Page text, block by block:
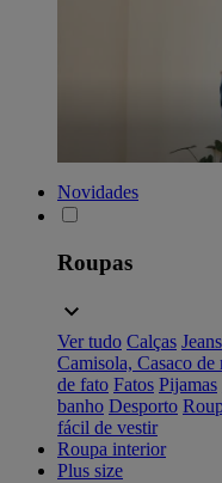
Novidades
Roupas
Ver tudo Calças Jeans
Camisola, Casaco de
de fato Fatos Pijamas
banho Desporto
fácil de vestir
Roupa interior
Plus size